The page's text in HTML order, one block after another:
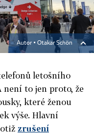
Autor ▪ Otakar Schön
letošního
není to jen proto, že
které ženou
výše. Hlavní
zrušení